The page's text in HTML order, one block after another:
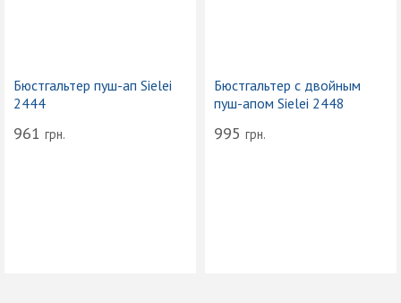
Бюстгальтер пуш-ап Sielei
2444
961 грн.
Бюстгальтер с двойным
пуш-апом Sielei 2448
995 грн.